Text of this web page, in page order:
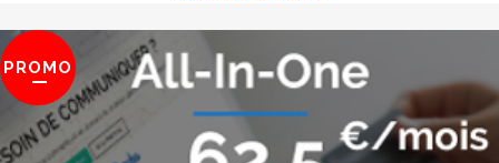
PROMO